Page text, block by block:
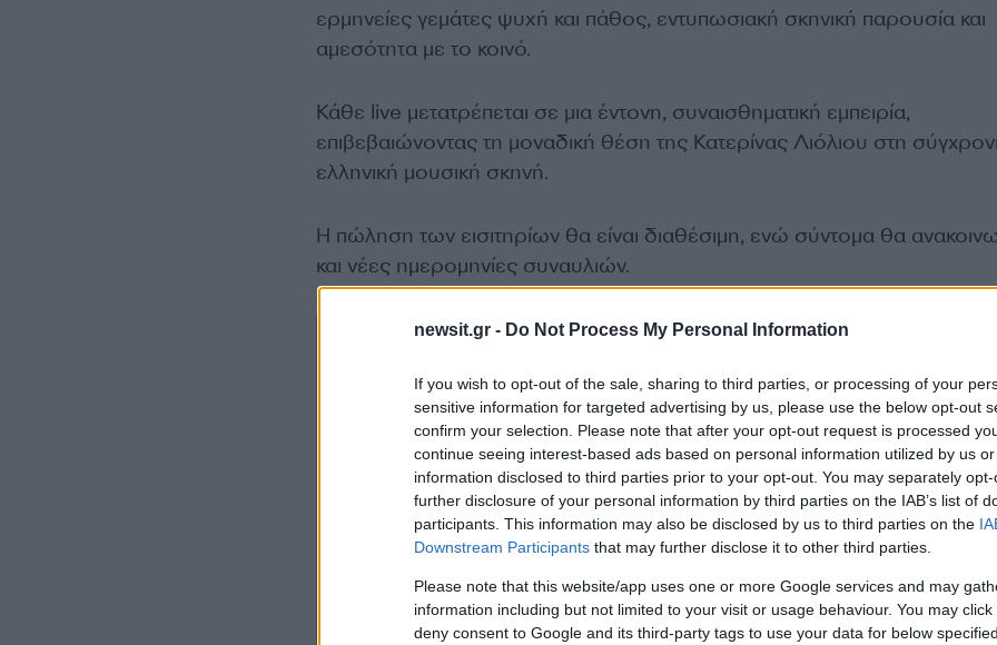
newsit.gr - Do Not Process My Personal Information
If you wish to opt-out of the sale, sharing to third parties, or processing of your
sensitive information for targeted advertising by us, please use the below opt-out
confirm your selection. Please note that after your opt-out request is processed
continue seeing interest-based ads based on personal information utilized by us
information disclosed to third parties prior to your opt-out. You may separately
further disclosure of your personal information by third parties on the IAB’s list of
participants. This information may also be disclosed by us to third parties on the
Downstream Participants that may further disclose it to other third parties.
Please note that this website/app uses one or more Google services and may
information including but not limited to your visit or usage behaviour. You may
deny consent to Google and its third-party tags to use your data for below
ερμηνείες γεμάτες ψυχή και πάθος, εντυπωσιακή σκηνική παρουσία και
αμεσότητα με το κοινό.
Κάθε live μετατρέπεται σε μια έντονη, συναισθηματική εμπειρία,
επιβεβαιώνοντας τη μοναδική θέση της Κατερίνας Λιόλιου στη
ελληνική μουσική σκηνή.
Η πώληση των εισιτηρίων θα είναι διαθέσιμη, ενώ σύντομα θα
και νέες ημερομηνίες συναυλιών.